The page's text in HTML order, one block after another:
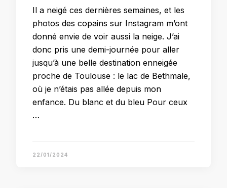
Il a neigé ces dernières semaines, et les
photos des copains sur Instagram m’ont
donné envie de voir aussi la neige. J’ai
donc pris une demi-journée pour aller
jusqu’à une belle destination enneigée
proche de Toulouse : le lac de Bethmale,
où je n’étais pas allée depuis mon
enfance. Du blanc et du bleu Pour ceux
…
22/01/2024